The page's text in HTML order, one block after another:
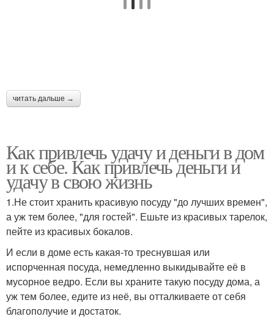
читать дальше →
Как привлечь удачу и деньги в дом
и к себе. Как привлечь деньги и
удачу в свою жизнь
1.Не стоит хранить красивую посуду "до лучших времен",
а уж тем более, "для гостей". Ешьте из красивых тарелок,
пейте из красивых бокалов.
И если в доме есть какая-то треснувшая или
испорченная посуда, немедленно выкидывайте её в
мусорное ведро. Если вы храните такую посуду дома, а
уж тем более, едите из неё, вы отталкиваете от себя
благополучие и достаток.